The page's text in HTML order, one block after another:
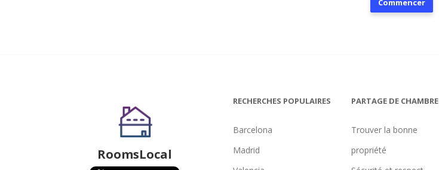
Commencer
RoomsLocal
RECHERCHES POPULAIRES
Barcelona
Madrid
PARTAGE DE CHAMBRE
Trouver la bonne
propriété